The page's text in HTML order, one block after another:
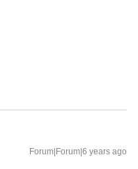
Forum|Forum|6 years ago